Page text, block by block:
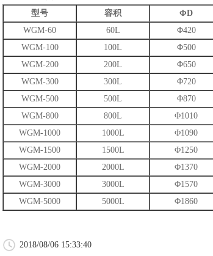
型号
容积 ΦD
WGM-60
60L Φ420
WGM-100
100L Φ500
WGM-200
200L Φ650
WGM-300
300L Φ720
WGM-500
500L Φ870
WGM-800
800L Φ1010
WGM-1000
1000L Φ1090
WGM-1500
1500L Φ1250
WGM-2000
2000L Φ1370
WGM-3000
3000L Φ1570
WGM-5000
5000L Φ1860
2018/08/06 15:33:40